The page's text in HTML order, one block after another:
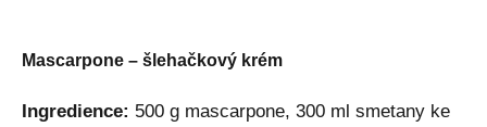
Mascarpone – šlehačkový krém
Ingredience: 500 g mascarpone, 300 ml smetany ke